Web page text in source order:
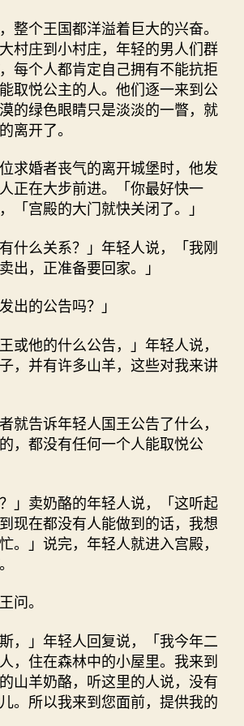
整个王国都洋溢着巨大的兴奋。
村庄到小村庄，年轻的男人们群
每个人都肯定自己拥有不能抗拒
取悦公主的人。他们逐一来到公
的绿色眼睛只是淡淡的一瞥，就
离开了。
求婚者丧气的离开城堡时，他发
正在大步前进。「你最好快一
「宫殿的大门就快关闭了。」
什么关系？」年轻人说，「我刚
出，正准备要回家。」
出的公告吗？」
或他的什么公告，」年轻人说，
，并有许多山羊，这些对我来讲
就告诉年轻人国王公告了什么，
，都没有任何一个人能取悦公
」卖奶酪的年轻人说，「这听起
现在都没有人能做到的话，我想
。」说完，年轻人就进入宫殿，
问。
，」年轻人回复说，「我今年二
，住在森林中的小屋里。我来到
山羊奶酪，听这里的人说，没有
。所以我来到您面前，提供我的